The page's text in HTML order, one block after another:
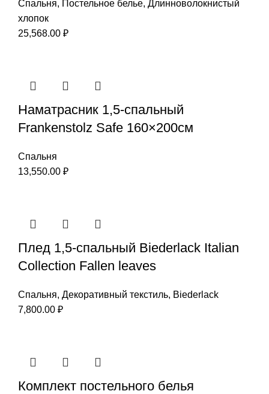
Спальня, Постельное белье, Длинноволокнистый
хлопок
25,568.00 ₽
Наматрасник 1,5-спальный
Frankenstolz Safe 160×200см
Спальня
13,550.00 ₽
Плед 1,5-спальный Biederlack Italian
Collection Fallen leaves
Спальня, Декоративный текстиль, Biederlack
7,800.00 ₽
Комплект постельного белья